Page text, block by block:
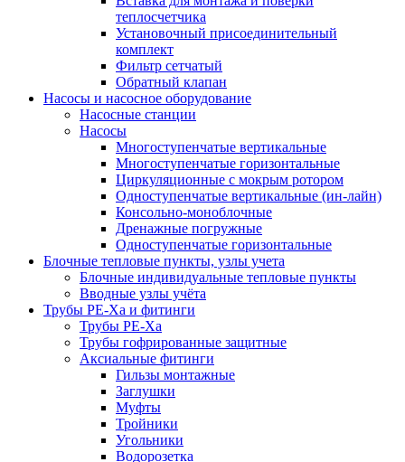
теплосчетчика
Установочный присоединительный
комплект
Фильтр сетчатый
Обратный клапан
Насосы и насосное оборудование
Насосные станции
Насосы
Многоступенчатые вертикальные
Многоступенчатые горизонтальные
Циркуляционные с мокрым ротором
Одноступенчатые вертикальные (ин-лайн)
Консольно-моноблочные
Дренажные погружные
Одноступенчатые горизонтальные
Блочные тепловые пункты, узлы учета
Блочные индивидуальные тепловые пункты
Вводные узлы учёта
Трубы РЕ-Ха и фитинги
Трубы РЕ-Ха
Трубы гофрированные защитные
Аксиальные фитинги
Гильзы монтажные
Заглушки
Муфты
Тройники
Угольники
Водорозетка